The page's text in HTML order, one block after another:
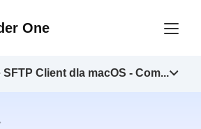
One
Client dla macOS - Com...